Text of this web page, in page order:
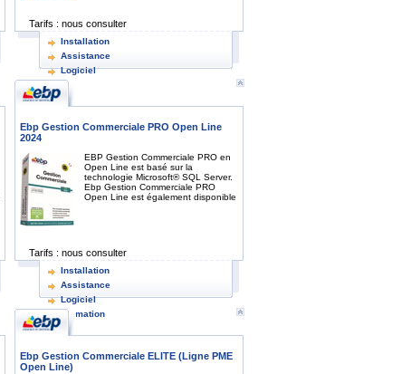
Tarifs : nous consulter
Installation
Assistance
Logiciel
Ebp Gestion Commerciale PRO Open Line
2024
EBP Gestion Commerciale PRO en
Open Line est basé sur la
technologie Microsoft® SQL Server.
Ebp Gestion Commerciale PRO
Open Line est également disponible
Tarifs : nous consulter
Installation
Assistance
Logiciel
Formation
Ebp Gestion Commerciale ELITE (Ligne PME
Open Line)